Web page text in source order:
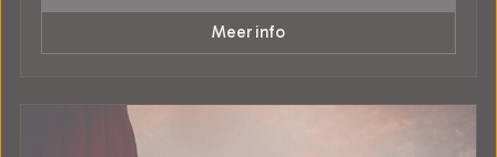
Meer info